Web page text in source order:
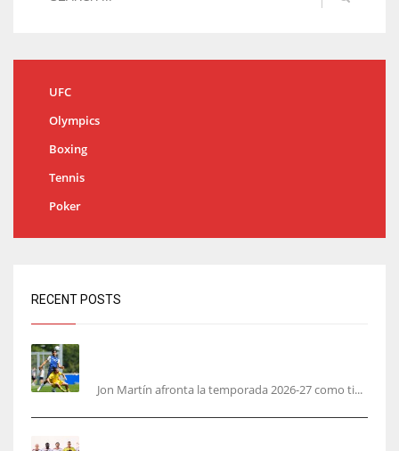
UFC
Olympics
Boxing
Tennis
Poker
RECENT POSTS
Jon Martín afronta la temporada 2026-27 como ti...